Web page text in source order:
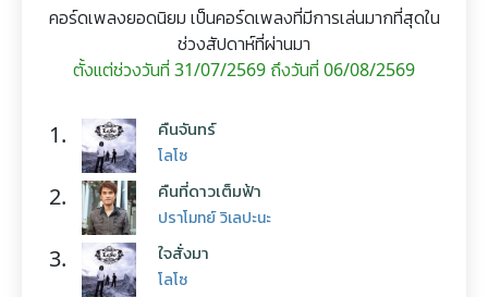
คอร์ดเพลงยอดนิยม เป็นคอร์ดเพลงที่มีการเล่นมากที่สุดใน
ช่วงสัปดาห์ที่ผ่านมา
ตั้งแต่ช่วงวันที่ 31/07/2569 ถึงวันที่ 06/08/2569
1. คืนจันทร์
โลโซ
2. คืนที่ดาวเต็มฟ้า
ปราโมทย์ วิเลปะนะ
3. ใจสั่งมา
โลโซ